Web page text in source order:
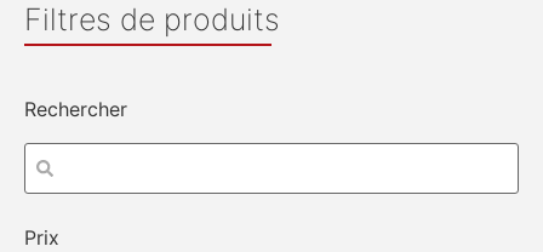
Filtres de produits
Rechercher
Prix